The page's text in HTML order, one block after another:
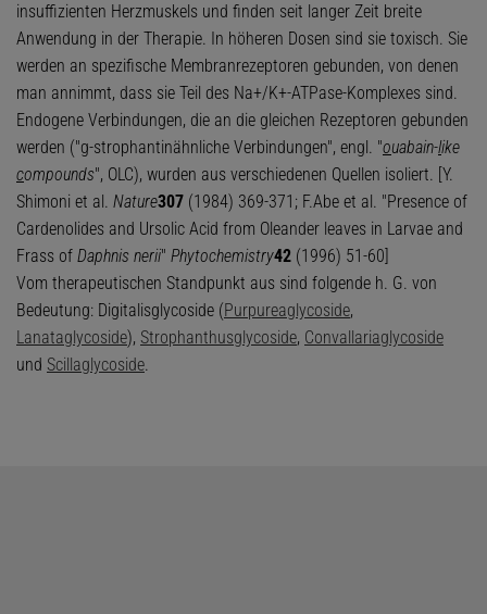
insuffizienten Herzmuskels und finden seit langer Zeit breite
Anwendung in der Therapie. In höheren Dosen sind sie toxisch. Sie
werden an spezifische Membranrezeptoren gebunden, von denen
man annimmt, dass sie Teil des Na+/K+-ATPase-Komplexes sind.
Endogene Verbindungen, die an die gleichen Rezeptoren gebunden
werden ("g-strophantinähnliche Verbindungen", engl. "ouabain-like
compounds", OLC), wurden aus verschiedenen Quellen isoliert. [Y.
Shimoni et al. Nature307 (1984) 369-371; F.Abe et al. "Presence of
Cardenolides and Ursolic Acid from Oleander leaves in Larvae and
Frass of Daphnis nerii" Phytochemistry42 (1996) 51-60]
Vom therapeutischen Standpunkt aus sind folgende h. G. von
Bedeutung: Digitalisglycoside (Purpureaglycoside,
Lanataglycoside), Strophanthusglycoside, Convallariaglycoside
und Scillaglycoside.